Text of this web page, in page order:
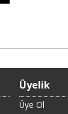
Üyelik
Üye Ol